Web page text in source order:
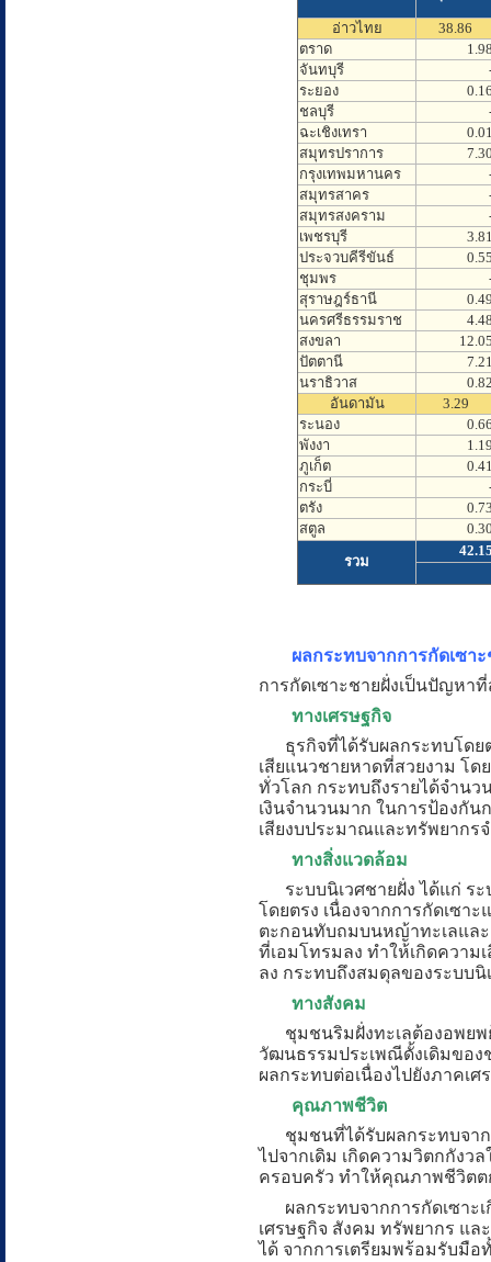
อ่าวไทย
38.86
ตราด
จันทบุรี
ระยอง
ชลบุรี
ฉะเชิงเทรา
สมุทรปราการ
กรุงเทพมหานคร
สมุทรสาคร
สมุทรสงคราม
เพชรบุรี
ประจวบคีรีขันธ์
ชุมพร
สุราษฎร์ธานี
นครศรีธรรมราช
สงขลา
ปัตตานี
นราธิวาส
อันดามัน
3.29
ระนอง
พังงา
ภูเก็ต
กระบี่
ตรัง
สตูล
รวม
ผลกระทบจากการกัดเซา
การกัดเซาะชายฝั่งเป็นปัญหา
ทางเศรษฐกิจ
ธุรกิจที่ได้รับผลกระทบโดย
เสียแนวชายหาดที่สวยงาม โด
ทั่วโลก กระทบถึงรายได้จำน
เงินจำนวนมาก ในการป้องกั
เสียงบประมาณและทรัพยากร
ทางสิ่งแวดล้อม
ระบบนิเวศชายฝั่ง ได้แก่ ระ
โดยตรง เนื่องจากการกัดเซา
ตะกอนทับถมบนหญ้าทะเลและ
ที่เอมโทรมลง ทำให้เกิดควา
ลง กระทบถึงสมดุลของระบบ
ทางสังคม
ชุมชนริมฝั่งทะเลต้องอพยพ
วัฒนธรรมประเพณีดั้งเดิมขอ
ผลกระทบต่อเนื่องไปยังภาคเศ
คุณภาพชีวิต
ชุมชนที่ได้รับผลกระทบจาก
ไปจากเดิม เกิดความวิตกกัง
ครอบครัว ทำให้คุณภาพชีวิตต
ผลกระทบจากการกัดเซาะ
เศรษฐกิจ สังคม ทรัพยากร แ
ได้ จากการเตรียมพร้อมรับมื